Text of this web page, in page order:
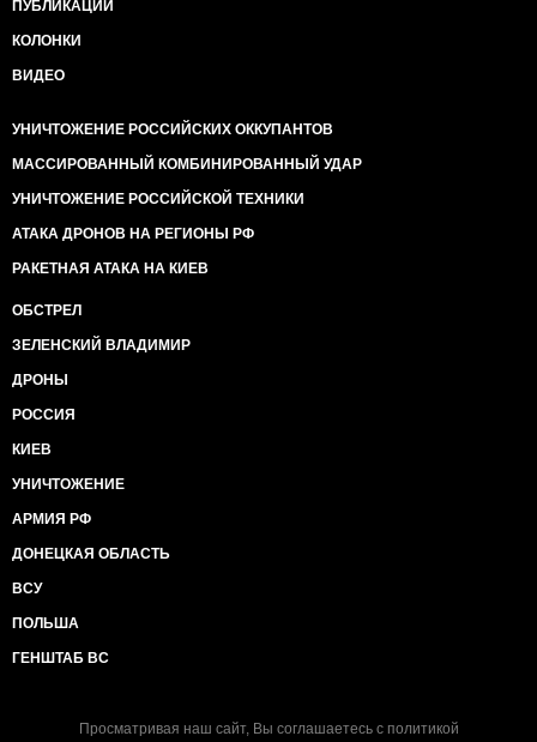
ПУБЛИКАЦИИ
КОЛОНКИ
ВИДЕО
УНИЧТОЖЕНИЕ РОССИЙСКИХ ОККУПАНТОВ
МАССИРОВАННЫЙ КОМБИНИРОВАННЫЙ УДАР
УНИЧТОЖЕНИЕ РОССИЙСКОЙ ТЕХНИКИ
АТАКА ДРОНОВ НА РЕГИОНЫ РФ
РАКЕТНАЯ АТАКА НА КИЕВ
ОБСТРЕЛ
ЗЕЛЕНСКИЙ ВЛАДИМИР
ДРОНЫ
РОССИЯ
КИЕВ
УНИЧТОЖЕНИЕ
АРМИЯ РФ
ДОНЕЦКАЯ ОБЛАСТЬ
ВСУ
ПОЛЬША
ГЕНШТАБ ВС
Просматривая наш сайт, Вы соглашаетесь с политикой